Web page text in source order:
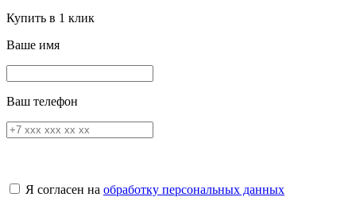
Купить в 1 клик
Ваше имя
Ваш телефон
Я согласен на обработку персональных данных